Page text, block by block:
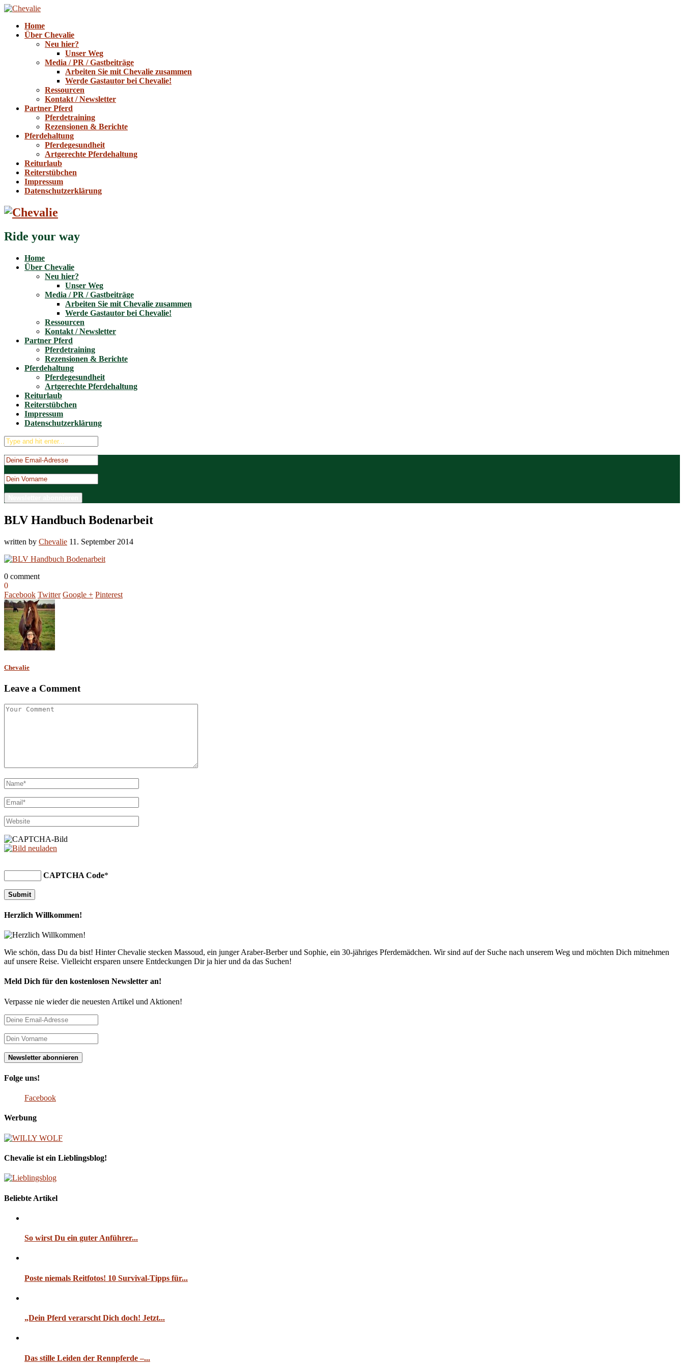
Home
Über Chevalie
Neu hier?
Unser Weg
Media / PR / Gastbeiträge
Arbeiten Sie mit Chevalie zusammen
Werde Gastautor bei Chevalie!
Ressourcen
Kontakt / Newsletter
Partner Pferd
Pferdetraining
Rezensionen & Berichte
Pferdehaltung
Pferdegesundheit
Artgerechte Pferdehaltung
Reiturlaub
Reiterstübchen
Impressum
Datenschutzerklärung
Ride your way
Home
Über Chevalie
Neu hier?
Unser Weg
Media / PR / Gastbeiträge
Arbeiten Sie mit Chevalie zusammen
Werde Gastautor bei Chevalie!
Ressourcen
Kontakt / Newsletter
Partner Pferd
Pferdetraining
Rezensionen & Berichte
Pferdehaltung
Pferdegesundheit
Artgerechte Pferdehaltung
Reiturlaub
Reiterstübchen
Impressum
Datenschutzerklärung
BLV Handbuch Bodenarbeit
written by Chevalie 11. September 2014
0 comment
0
Facebook Twitter Google + Pinterest
Chevalie
Leave a Comment
CAPTCHA Code*
Herzlich Willkommen!
Wie schön, dass Du da bist! Hinter Chevalie stecken Massoud, ein junger Araber-Berber und Sophie, ein 30-jähriges Pferdemädchen. Wir sind auf der Suche nach unserem Weg und möchten Dich mitnehmen
auf unsere Reise. Vielleicht ersparen unsere Entdeckungen Dir ja hier und da das Suchen!
Meld Dich für den kostenlosen Newsletter an!
Verpasse nie wieder die neuesten Artikel und Aktionen!
Folge uns!
Facebook
Werbung
Chevalie ist ein Lieblingsblog!
Beliebte Artikel
So wirst Du ein guter Anführer...
Poste niemals Reitfotos! 10 Survival-Tipps für...
„Dein Pferd verarscht Dich doch! Jetzt...
Das stille Leiden der Rennpferde –...